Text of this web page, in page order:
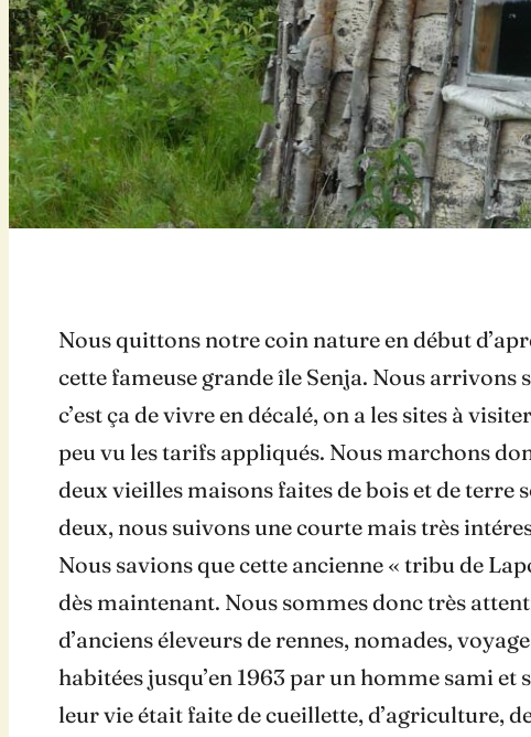
Nous quittons notre coin nature en début
cette fameuse grande île Senja. Nous arrivons
c’est ça de vivre en décalé, on a les sites à
peu vu les tarifs appliqués. Nous marchons
deux vieilles maisons faites de bois et de
deux, nous suivons une courte mais très
Nous savions que cette ancienne « tribu de
dès maintenant. Nous sommes donc très
d’anciens éleveurs de rennes, nomades,
habitées jusqu’en 1963 par un homme sami
leur vie était faite de cueillette, d’agriculture,